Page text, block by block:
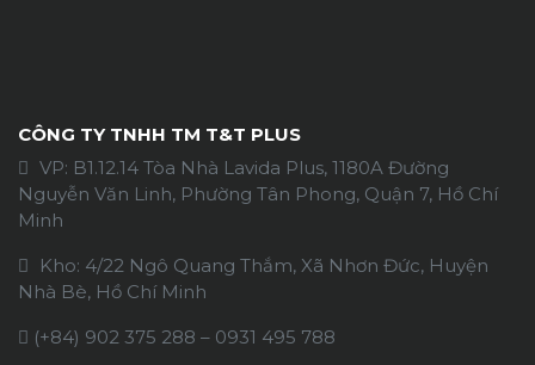
CÔNG TY TNHH TM T&T PLUS
VP: B1.12.14 Tòa Nhà Lavida Plus, 1180A Đường
Nguyễn Văn Linh, Phường Tân Phong, Quận 7, Hồ Chí
Minh
Kho: 4/22 Ngô Quang Thắm, Xã Nhơn Đức, Huyện
Nhà Bè, Hồ Chí Minh
(+84) 902 375 288 – 0931 495 788